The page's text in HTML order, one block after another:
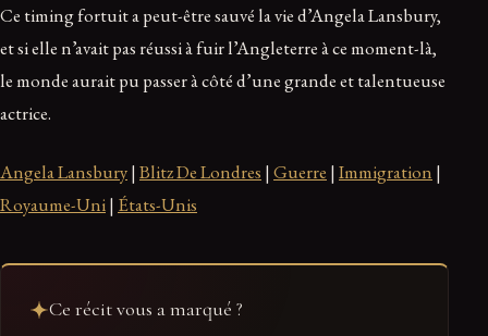
Ce timing fortuit a peut-être sauvé la vie d’Angela Lansbury,
et si elle n’avait pas réussi à fuir l’Angleterre à ce moment-là,
le monde aurait pu passer à côté d’une grande et talentueuse
actrice.
Angela Lansbury| Blitz De Londres | Guerre | Immigration |
Royaume-Uni| États-Unis
Ce récit vous a marqué ?